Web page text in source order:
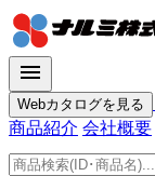
menu
Webカタログを見る
商品紹介 会社概要